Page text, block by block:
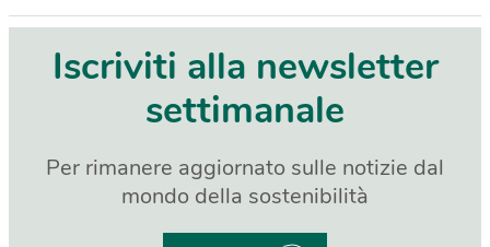
Iscriviti alla newsletter
settimanale
Per rimanere aggiornato sulle notizie dal
mondo della sostenibilità